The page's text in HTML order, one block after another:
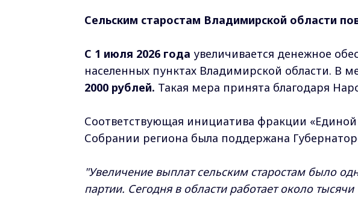
Сельским старостам Владимирской области
С 1 июля 2026 года увеличивается денежное
населенных пунктах Владимирской области. В
2000 рублей. Такая мера принята благодаря
Соответствующая инициатива фракции
Собрании региона была поддержана
"Увеличение выплат сельским старостам было
партии. Сегодня в области работает около